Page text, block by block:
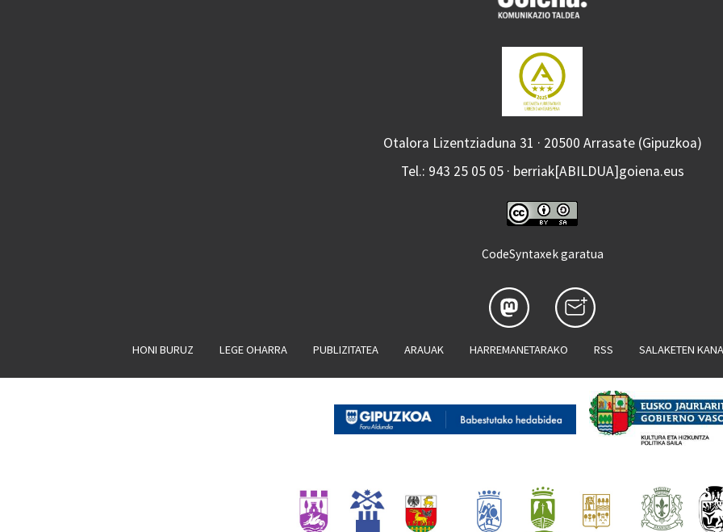
Otalora Lizentziaduna 31 · 20500 Arrasate (Gipuzkoa)
Tel.: 943 25 05 05 · berriak[ABILDUA]goiena.eus
CodeSyntaxek garatua
HONI BURUZ LEGE OHARRA PUBLIZITATEA ARAUAK HARREMANETARAKO RSS SALAKETEN